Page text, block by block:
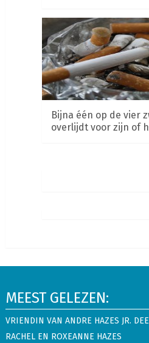
Bijna één op de vier
overlijdt voor zijn of
MEEST GELEZEN:
VRIENDIN VAN ANDRE HAZES JR.
RACHEL EN ROXEANNE HAZES